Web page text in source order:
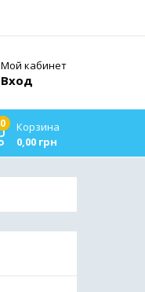
Мой кабинет
Вход
0
Корзина
0,00 грн